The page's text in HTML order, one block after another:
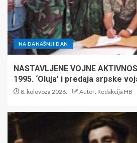
NA DANAŠNJI DAN
NASTAVLJENE VOJNE
1995. ‘Oluja’ i predaja srpske
8. kolovoza 2026. Autor: Redakcija HB